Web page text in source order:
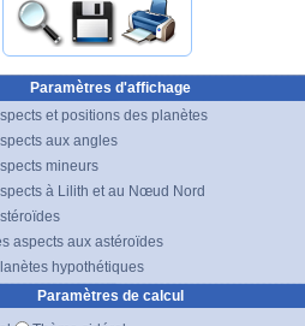
Paramètres d'affichage
et positions des planètes
aux angles
mineurs
à Lilith et au Nœud Nord
aspects aux astéroïdes
hypothétiques
Paramètres de calcul